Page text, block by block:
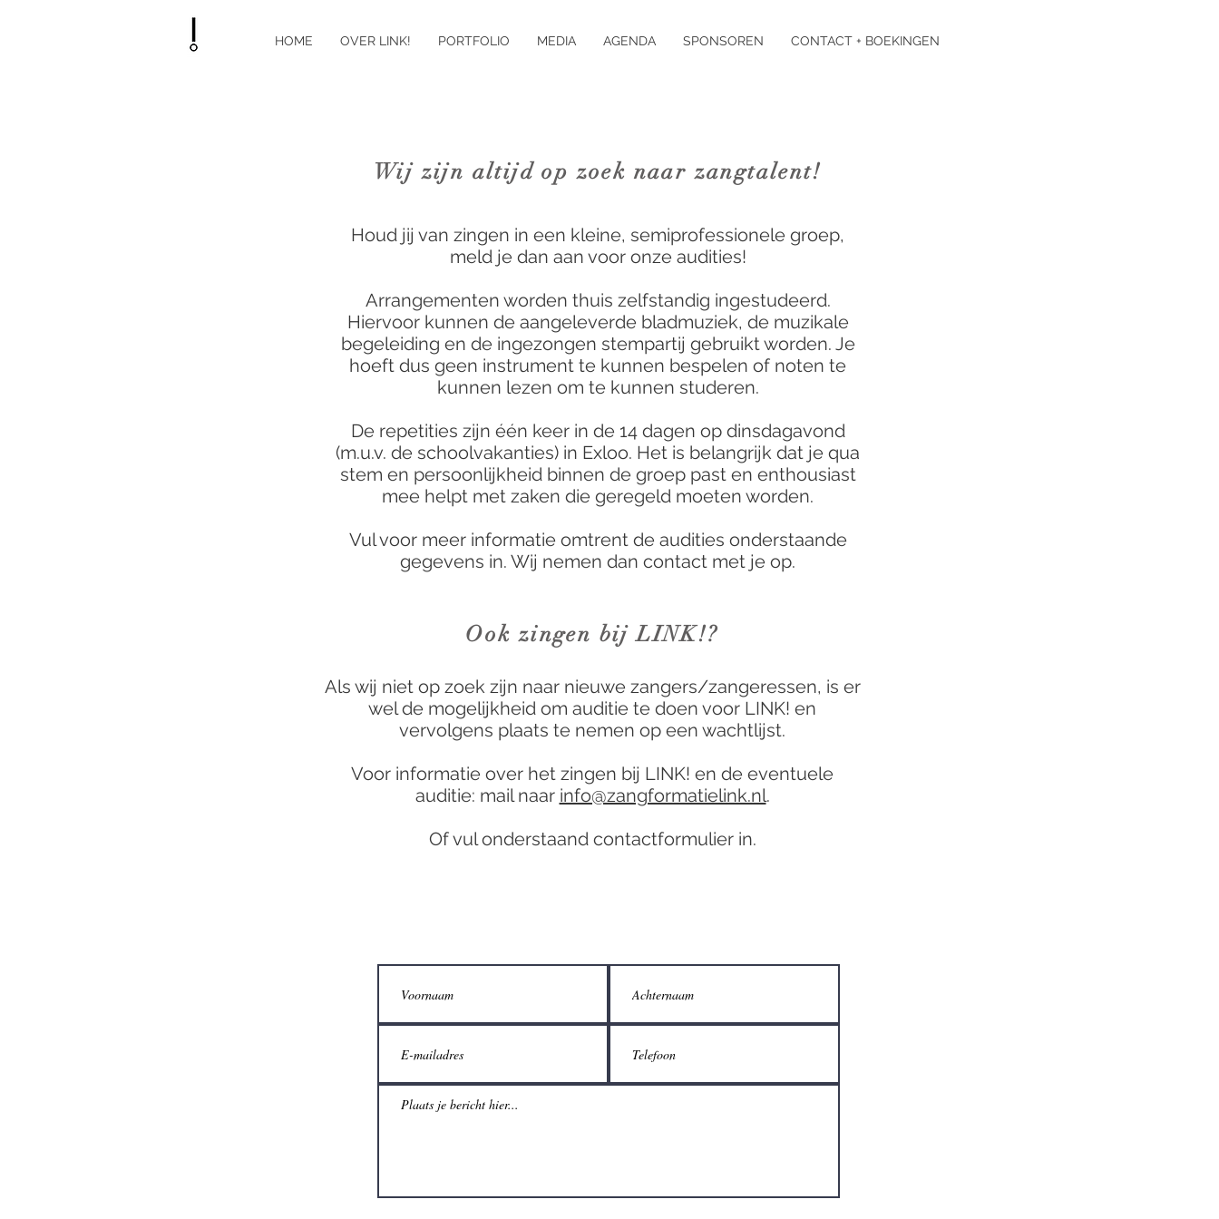
HOME OVER LINK! PORTFOLIO MEDIA AGENDA SPONSOREN CONTACT + BOEKINGEN
Wij zijn altijd op zoek naar zangtalent!
Houd jij van zingen in een kleine, semiprofessionele groep,
meld je dan aan voor onze audities!
Arrangementen worden thuis zelfstandig ingestudeerd.
Hiervoor kunnen de aangeleverde bladmuziek, de muzikale
begeleiding en de ingezongen stempartij gebruikt worden. Je
hoeft dus geen instrument te kunnen bespelen of noten te
kunnen lezen om te kunnen studeren.
De repetities zijn één keer in de 14 dagen op dinsdagavond
(m.u.v. de schoolvakanties) in Exloo. Het is belangrijk dat je qua
stem en persoonlijkheid binnen de groep past en enthousiast
mee helpt met zaken die geregeld moeten worden.
Vul voor meer informatie omtrent de audities onderstaande
gegevens in. Wij nemen dan contact met je op.
Ook zingen bij LINK!?
Als wij niet op zoek zijn naar nieuwe zangers/zangeressen, is er
wel de mogelijkheid om auditie te doen voor LINK! en
vervolgens plaats te nemen op een wachtlijst.
Voor informatie over het zingen bij LINK! en de eventuele
auditie: mail naar info@zangformatielink.nl.
Of vul onderstaand contactformulier in.